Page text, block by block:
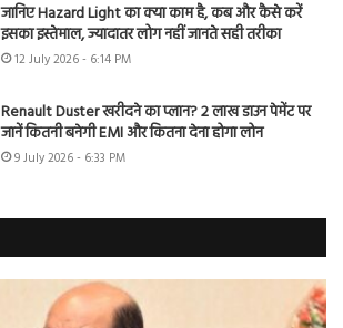
जानिए Hazard Light का क्या काम है, कब और कैसे करें
इसका इस्तेमाल, ज्यादातर लोग नहीं जानते सही तरीका
12 July 2026 - 6:14 PM
Renault Duster खरीदने का प्लान? 2 लाख डाउन पेमेंट पर
जानें कितनी बनेगी EMI और कितना देना होगा लोन
9 July 2026 - 6:33 PM